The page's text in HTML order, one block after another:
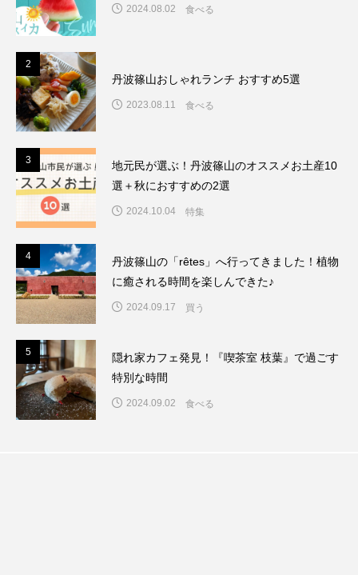
2024.08.02 食べる
2
丹波篠山おしゃれランチ おすすめ5選
2023.08.11 食べる
3
地元民が選ぶ！丹波篠山のオススメお土産10
選＋秋におすすめの2選
2024.10.04 特集
4
丹波篠山の「rêtes」へ行ってきました！植物
に癒される時間を楽しんできた♪
2024.09.17 買う
5
隠れ家カフェ発見！『喫茶室 枝葉』で過ごす
特別な時間
2024.09.02 食べる